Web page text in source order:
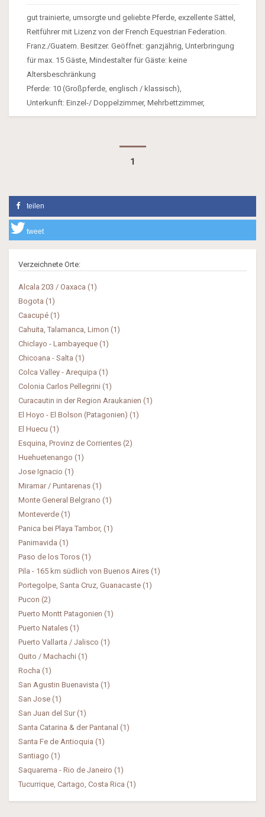
gut trainierte, umsorgte und geliebte Pferde, exzellente Sättel,
Reitführer mit Lizenz von der French Equestrian Federation.
Franz./Guatem. Besitzer. Geöffnet: ganzjährig, Unterbringung
für max. 15 Gäste, Mindestalter für Gäste: keine
Altersbeschränkung
Pferde: 10 (Großpferde, englisch / klassisch),
Unterkunft: Einzel-/ Doppelzimmer, Mehrbettzimmer,
1
teilen
tweet
Verzeichnete Orte:
Alcala 203 / Oaxaca (1)
Bogota (1)
Caacupé (1)
Cahuita, Talamanca, Limon (1)
Chiclayo - Lambayeque (1)
Chicoana - Salta (1)
Colca Valley - Arequipa (1)
Colonia Carlos Pellegrini (1)
Curacautin in der Region Araukanien (1)
El Hoyo - El Bolson (Patagonien) (1)
El Huecu (1)
Esquina, Provinz de Corrientes (2)
Huehuetenango (1)
Jose Ignacio (1)
Miramar / Puntarenas (1)
Monte General Belgrano (1)
Monteverde (1)
Panica bei Playa Tambor, (1)
Panimavida (1)
Paso de los Toros (1)
Pila - 165 km südlich von Buenos Aires (1)
Portegolpe, Santa Cruz, Guanacaste (1)
Pucon (2)
Puerto Montt Patagonien (1)
Puerto Natales (1)
Puerto Vallarta / Jalisco (1)
Quito / Machachi (1)
Rocha (1)
San Agustin Buenavista (1)
San Jose (1)
San Juan del Sur (1)
Santa Catarina & der Pantanal (1)
Santa Fe de Antioquia (1)
Santiago (1)
Saquarema - Rio de Janeiro (1)
Tucurrique, Cartago, Costa Rica (1)